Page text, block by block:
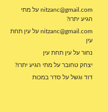
nitzanc@gmail.com על מתי
הגיע יתרו?
nitzanc@gmail.com על עין תחת
עין
נחור על עין תחת עין
יצחק טחובר על מתי הגיע יתרו?
דוד וגשל על סדר במכות